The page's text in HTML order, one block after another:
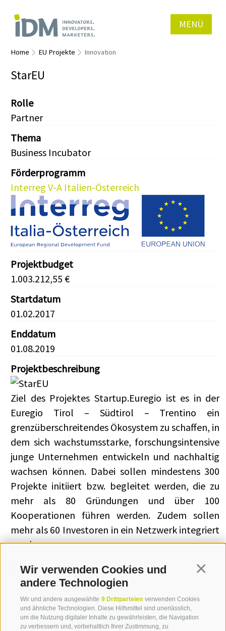
Wir verwenden Cookies und
andere Technologien
Wir und andere ausgewählte 9 Drittparteien verwenden Cookies
und ähnliche Technologien. Diese Hilfsmittel sind unerlässlich,
um die Nutzung digitaler Inhalte zu gewährleisten, die Navigation
zu verbessern und, vorbehaltlich Ihrer Zustimmung, zu
MENÜ
Home EU Projekte Innovation
StarEU
Rolle
Partner
Thema
Business Incubator
Förderprogramm
Interreg V-A Italien-Österreich
Projektbudget
1.003.212,55 €
Startdatum
01.02.2017
Enddatum
01.08.2019
Projektbeschreibung
Ziel des Projektes Startup.Euregio ist es in der
Euregio Tirol – Südtirol – Trentino ein
grenzüberschreitendes Ökosystem zu schaffen, in
dem sich wachstumsstarke, forschungsintensive
junge Unternehmen entwickeln und nachhaltig
wachsen können. Dabei sollen mindestens 300
Projekte initiiert bzw. begleitet werden, die zu
mehr als 80 Gründungen und über 100
Kooperationen führen werden. Zudem sollen
mehr als 60 Investoren in ein Netzwerk integriert
werden.
Partner
Tiroler Zukunftsstiftung
IDM Südtirol – Alto Adige
Trentino Sviluppo Spa